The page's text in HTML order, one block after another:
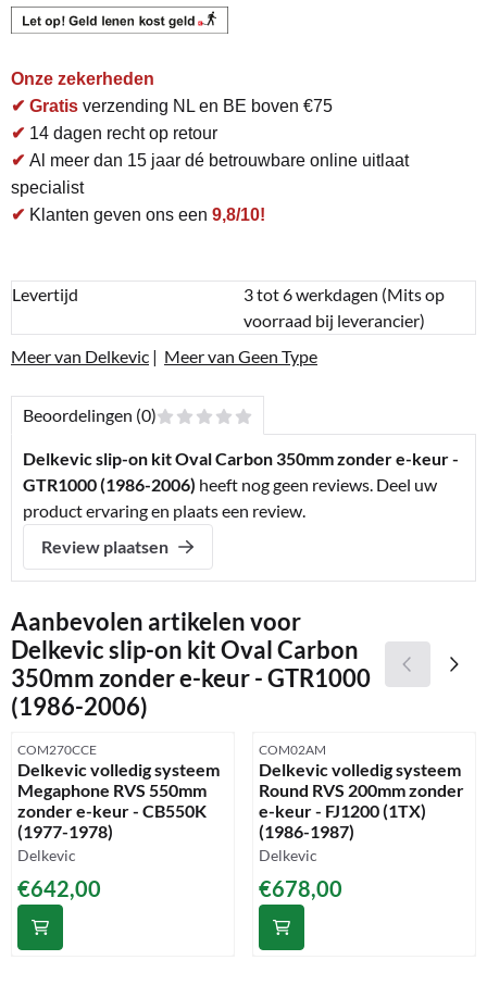
Onze zekerheden
✔ Gratis verzending NL en BE boven €75
✔ 14 dagen recht op retour
✔ Al meer dan 15 jaar dé betrouwbare online uitlaat
specialist
✔ Klanten geven ons een 9,8/10!
Levertijd
3 tot 6 werkdagen (Mits op
voorraad bij leverancier)
Meer van Delkevic | Meer van Geen Type
Beoordelingen (0)
Delkevic slip-on kit Oval Carbon 350mm zonder e-keur -
GTR1000 (1986-2006) heeft nog geen reviews. Deel uw
product ervaring en plaats een review.
Review plaatsen
Aanbevolen artikelen voor
Delkevic slip-on kit Oval Carbon
350mm zonder e-keur - GTR1000
(1986-2006)
Artikelnummer
COM270CCE
Delkevic volledig systeem
Megaphone RVS 550mm
zonder e-keur - CB550K
(1977-1978)
Merk:
Delkevic
Prijs: 642,00
€642,00
Artikelnummer
COM02AM
Delkevic volledig systeem
Round RVS 200mm zonder
e-keur - FJ1200 (1TX)
(1986-1987)
Merk:
Delkevic
Prijs: 678,00
€678,00